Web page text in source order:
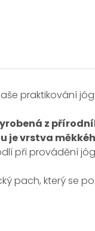
praktikování
z
je vrstva
při provádění
pach, který se